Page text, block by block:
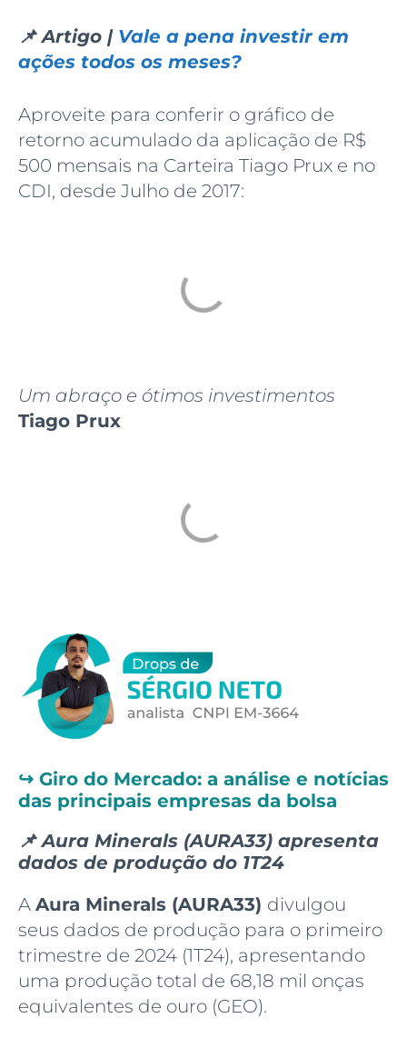
📌 Artigo | Vale a pena investir em
ações todos os meses?
Aproveite para conferir o gráfico de
retorno acumulado da aplicação de R$
500 mensais na Carteira Tiago Prux e no
CDI, desde Julho de 2017:
Um abraço e ótimos investimentos
Tiago Prux
↪️ Giro do Mercado: a análise e notícias
das principais empresas da bolsa
📌 Aura Minerals (AURA33) apresenta
dados de produção do 1T24
A Aura Minerals (AURA33) divulgou
seus dados de produção para o primeiro
trimestre de 2024 (1T24), apresentando
uma produção total de 68,18 mil onças
equivalentes de ouro (GEO).